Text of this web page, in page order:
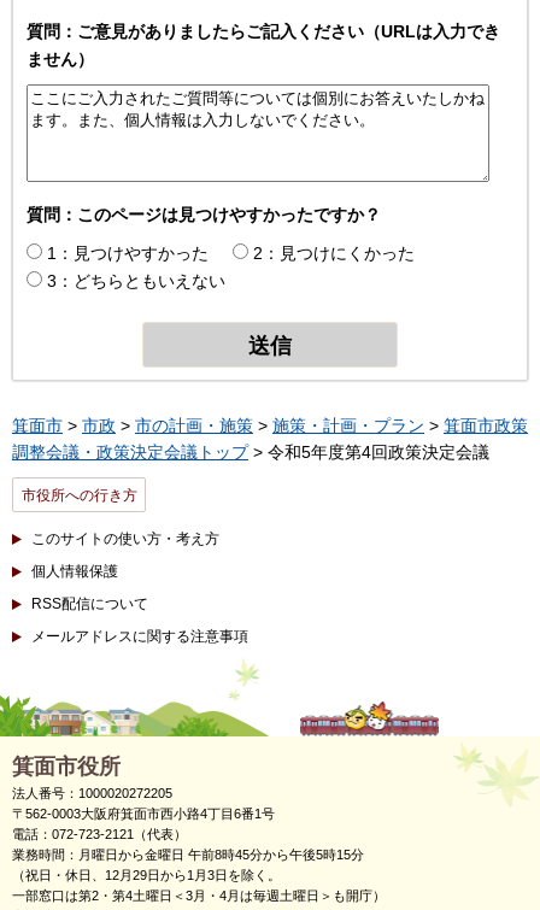
質問：ご意見がありましたらご記入ください（URLは入力でき
ません）
質問：このページは見つけやすかったですか？
1：見つけやすかった
2：見つけにくかった
3：どちらともいえない
箕面市 > 市政 > 市の計画・施策 > 施策・計画・プラン > 箕面市政策
調整会議・政策決定会議トップ> 令和5年度第4回政策決定会議
市役所への行き方
このサイトの使い方・考え方
個人情報保護
RSS配信について
メールアドレスに関する注意事項
箕面市役所
法人番号：1000020272205
〒562-0003大阪府箕面市西小路4丁目6番1号
電話：072-723-2121（代表）
業務時間：月曜日から金曜日 午前8時45分から午後5時15分
（祝日・休日、12月29日から1月3日を除く。
一部窓口は第2・第4土曜日＜3月・4月は毎週土曜日＞も開庁）